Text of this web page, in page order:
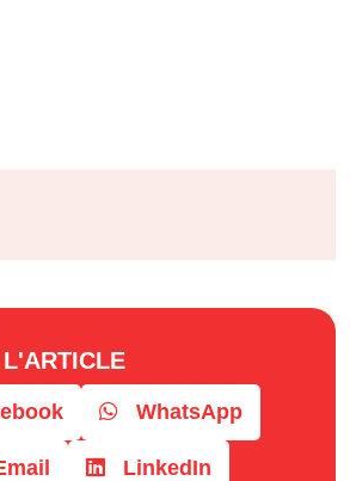
WhatsApp
LinkedIn